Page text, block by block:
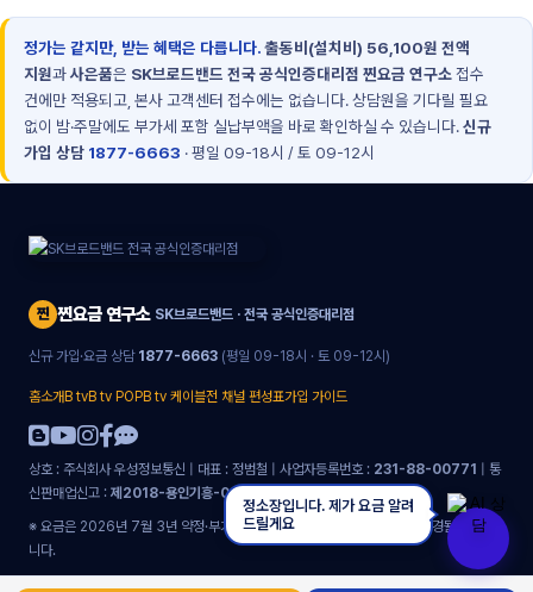
정가는 같지만, 받는 혜택은 다릅니다. 출동비(설치비) 56,100원 전액
지원과사은품은 SK브로드밴드 전국 공식인증대리점 찐요금 연구소접수
건에만 적용되고, 본사 고객센터 접수에는 없습니다. 상담원을 기다릴 필요
없이 밤·주말에도 부가세 포함 실납부액을 바로 확인하실 수 있습니다.신규
가입 상담 1877-6663 · 평일 09-18시 / 토 09-12시
찐 찐요금 연구소 SK브로드밴드 · 전국 공식인증대리점
신규 가입·요금 상담 1877-6663 (평일 09-18시 · 토 09-12시)
홈소개 B tvB tv POPB tv 케이블전 채널 편성표가입 가이드
상호 : 주식회사 우성정보통신 | 대표 : 정범철 | 사업자등록번호 : 231-88-00771
| 통
신판매업신고 : 제2018-용인기흥-0051호
※ 요금은 2026년 7월 3년 약정·부가세 포함 기준이며 본사 정책에 따라 변경될 수 있습
니다.
정소장입니다. 제가 요금 알려
드릴게요